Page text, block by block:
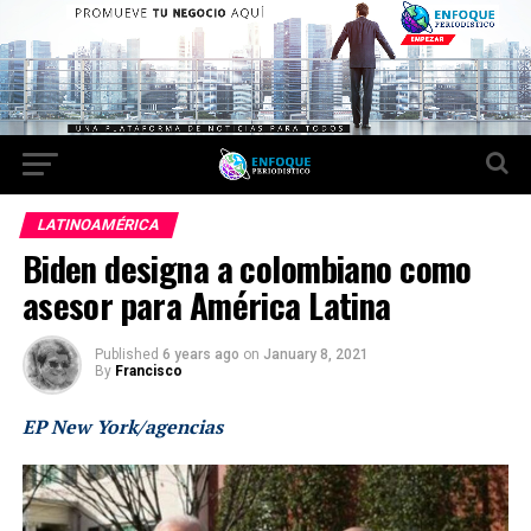
LATINOAMÉRICA
Biden designa a colombiano como
asesor para América Latina
Published 6 years ago on January 8, 2021
By Francisco
EP New York/agencias